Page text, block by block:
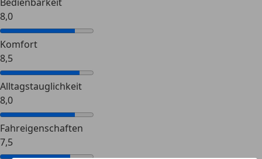
8,0
Komfort
8,5
Alltagstauglichkeit
8,0
Fahreigenschaften
7,5